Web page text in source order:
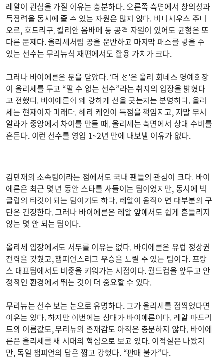
레알이 관심을 가질 이유는 충분하다. 오른쪽 측면에서 창의성과
득점력을 동시에 줄 수 있는 자원은 많지 않다. 비니시우스 주니
오르, 호드리구, 킬리안 음바페 등 공격 자원이 있어도 균형은 또
다른 문제다. 올리세처럼 공을 운반하고 마지막 패스를 넣을 수
있는 선수는 무리뉴식 재편에서도 활용 가치가 크다.
그러나 바이에른은 문을 닫았다. ‘더 선’은 울리 회네스 명예회장
이 올리세를 두고 “팔 수 없는 선수”라는 취지의 입장을 밝혔다
고 전했다. 바이에른이 왜 강하게 선을 긋는지는 분명하다. 올리
세는 현재이자 미래다. 해리 케인이 득점을 책임지고, 자말 무시
알라가 중앙에서 차이를 만들 때, 올리세는 측면에서 상대 수비를
흔든다. 이런 선수를 영입 1~2년 만에 내보낼 이유가 없다.
김민재의 소속팀이라는 점에서도 국내 팬들의 관심이 크다. 바이
에른은 최근 몇 년 동안 스타를 사들이는 팀이었지만, 동시에 빅
클럽의 타깃이 되는 팀이기도 하다. 레알이 움직이면 대부분의 구
단은 긴장한다. 그러나 바이에른은 레알 앞에서도 쉽게 흔들리지
않는 몇 안 되는 팀이다.
올리세 입장에서도 서두를 이유는 없다. 바이에른은 유럽 정상권
전력을 갖췄고, 챔피언스리그 우승을 노릴 수 있는 팀이다. 프랑
스 대표팀에서도 비중을 키워가는 시점이다. 월드컵을 앞두고 안
정적인 환경에서 뛰는 것이 더 중요할 수 있다.
무리뉴는 선수 보는 눈으로 유명하다. 그가 올리세를 점찍었다면
이유는 있다. 하지만 이번에는 상대가 바이에른이다. 레알 마드리
드의 이름값도, 무리뉴의 존재감도 아직은 충분하지 않다. 바이에
른은 올리세를 새 시대의 핵심으로 보고 있다. 이적설은 나왔지
만, 독일 챔피언의 답은 짧고 강했다. “판매 불가”다.